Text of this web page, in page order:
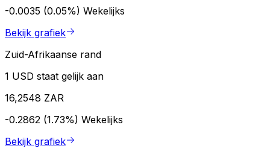
-0.0035 (0.05%) Wekelijks
Bekijk grafiek
Zuid-Afrikaanse rand
1 USD staat gelijk aan
16,2548 ZAR
-0.2862 (1.73%) Wekelijks
Bekijk grafiek